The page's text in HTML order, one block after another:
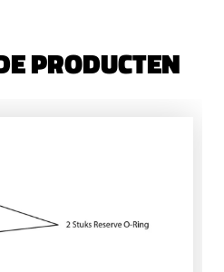
PRODUCTEN